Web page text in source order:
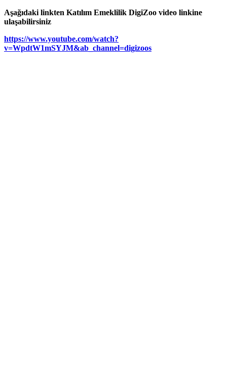
Aşağıdaki linkten Katılım Emeklilik DigiZoo video linkine
ulaşabilirsiniz
https://www.youtube.com/watch?
v=WpdtW1mSYJM&ab_channel=digizoos